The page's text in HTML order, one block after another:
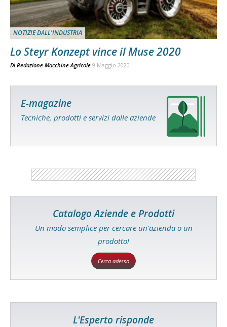
NOTIZIE DALL'INDUSTRIA
Lo Steyr Konzept vince il Muse 2020
Di Redazione Macchine Agricole 9 Maggio 2020
E-magazine
Tecniche, prodotti e servizi dalle aziende
Catalogo Aziende e Prodotti
Un modo semplice per cercare un'azienda o un
prodotto!
Cerca adesso
L'Esperto risponde